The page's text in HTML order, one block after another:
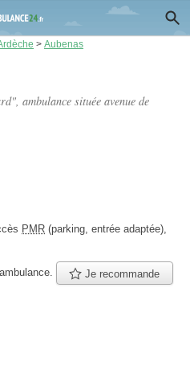
> Aubenas
ambulance située avenue de
PMR (parking, entrée adaptée),
Je recommande